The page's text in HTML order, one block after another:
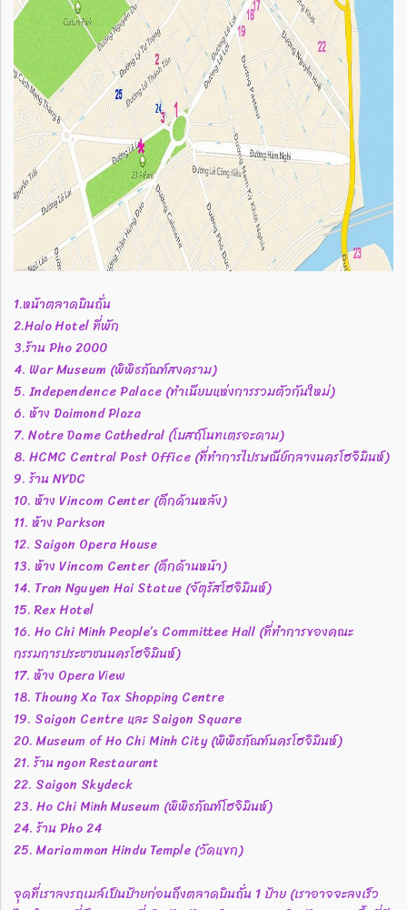
1.หน้าตลาดบินถั่น
2.Halo Hotel ที่พัก
3.ร้าน Pho 2000
4. War Museum (พิพิธภัณฑ์สงคราม)
5. Independence Palace (ทำเนียบแห่งการรวมตัวกันใหม่)
6. ห้าง Daimond Plaza
7. Notre Dame Cathedral (โบสถ์โนทเตรอะดาม)
8. HCMC Central Post Office (ที่ทำการไปรษณีย์กลางนครโฮจิมินห์)
9. ร้าน NYDC
10. ห้าง Vincom Center (ตึกด้านหลัง)
11. ห้าง Parkson
12. Saigon Opera House
13. ห้าง Vincom Center (ตึกด้านหน้า)
14. Tran Nguyen Hai Statue (จัตุรัสโฮจิมินห์)
15. Rex Hotel
16. Ho Chi Minh People’s Committee Hall (ที่ทำการของคณะ
กรรมการประชาชนนครโฮจิมินห์)
17. ห้าง Opera View
18. Thoung Xa Tax Shopping Centre
19. Saigon Centre และ Saigon Square
20. Museum of Ho Chi Minh City (พิพิธภัณฑ์นครโฮจิมินห์)
21. ร้าน ngon Restaurant
22. Saigon Skydeck
23. Ho Chi Minh Museum (พิพิธภัณฑ์โฮจิมินห์)
24. ร้าน Pho 24
25. Mariamman Hindu Temple (วัดแขก)
จุดที่เราลงรถเมล์เป็นป้ายก่อนถึงตลาดบินถั่น 1 ป้าย (เราอาจจะลงเร็ว